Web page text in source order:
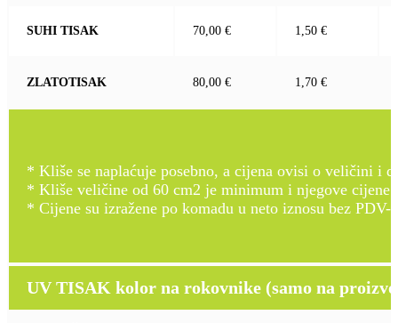
SUHI TISAK 70,00 € 1,50 €
ZLATOTISAK 80,00 € 1,70 €
* Kliše se naplaćuje posebno, a cijena ovisi o veličini i
* Kliše veličine od 60 cm2 je minimum i njegove cijene
* Cijene su izražene po komadu u neto iznosu bez PDV-
UV TISAK kolor na rokovnike (samo na